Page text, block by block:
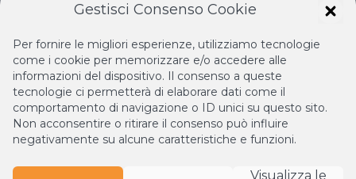
IL VOLO CONTINUO
LA BIBLIOTECA DI NICHIREN
ESPERIA
Gestisci Consenso Cookie
Per fornire le migliori esperienze, utilizziamo tecnologie
come i cookie per memorizzare e/o accedere alle
informazioni del dispositivo. Il consenso a queste
tecnologie ci permetterà di elaborare dati come il
comportamento di navigazione o ID unici su questo sito.
Non acconsentire o ritirare il consenso può influire
negativamente su alcune caratteristiche e funzioni.
Visualizza le